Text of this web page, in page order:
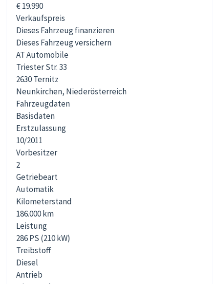
€ 19.990
Verkaufspreis
Dieses Fahrzeug finanzieren
Dieses Fahrzeug versichern
AT Automobile
Triester Str. 33
2630 Ternitz
Neunkirchen, Niederösterreich
Fahrzeugdaten
Basisdaten
Erstzulassung
10/2011
Vorbesitzer
2
Getriebeart
Automatik
Kilometerstand
186.000 km
Leistung
286 PS (210 kW)
Treibstoff
Diesel
Antrieb